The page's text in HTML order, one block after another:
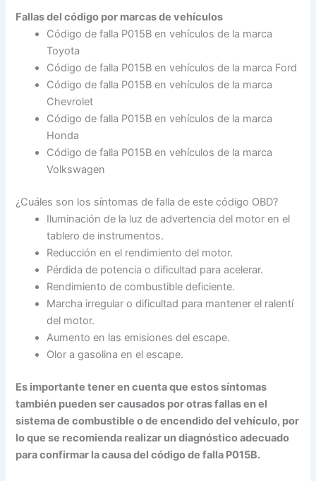
Fallas del código por marcas de vehículos
Código de falla P015B en vehículos de la marca
Toyota
Código de falla P015B en vehículos de la marca Ford
Código de falla P015B en vehículos de la marca
Chevrolet
Código de falla P015B en vehículos de la marca
Honda
Código de falla P015B en vehículos de la marca
Volkswagen
¿Cuáles son los síntomas de falla de este código OBD?
Iluminación de la luz de advertencia del motor en el
tablero de instrumentos.
Reducción en el rendimiento del motor.
Pérdida de potencia o dificultad para acelerar.
Rendimiento de combustible deficiente.
Marcha irregular o dificultad para mantener el ralentí
del motor.
Aumento en las emisiones del escape.
Olor a gasolina en el escape.
Es importante tener en cuenta que estos síntomas
también pueden ser causados por otras fallas en el
sistema de combustible o de encendido del vehículo, por
lo que se recomienda realizar un diagnóstico adecuado
para confirmar la causa del código de falla P015B.